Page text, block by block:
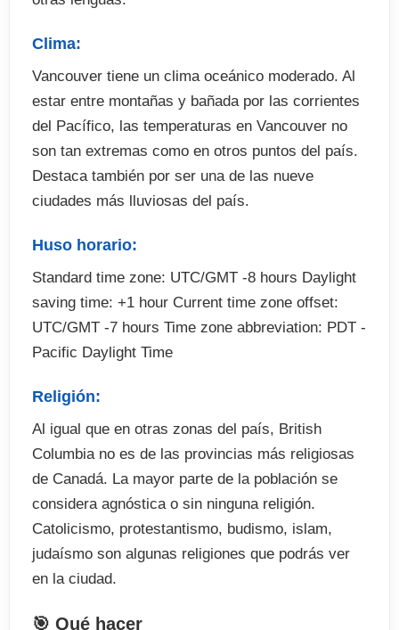
Clima:
Vancouver tiene un clima oceánico moderado. Al
estar entre montañas y bañada por las corrientes
del Pacífico, las temperaturas en Vancouver no
son tan extremas como en otros puntos del país.
Destaca también por ser una de las nueve
ciudades más lluviosas del país.
Huso horario:
Standard time zone: UTC/GMT -8 hours Daylight
saving time: +1 hour Current time zone offset:
UTC/GMT -7 hours Time zone abbreviation: PDT -
Pacific Daylight Time
Religión:
Al igual que en otras zonas del país, British
Columbia no es de las provincias más religiosas
de Canadá. La mayor parte de la población se
considera agnóstica o sin ninguna religión.
Catolicismo, protestantismo, budismo, islam,
judaísmo son algunas religiones que podrás ver
en la ciudad.
🎯 Qué hacer